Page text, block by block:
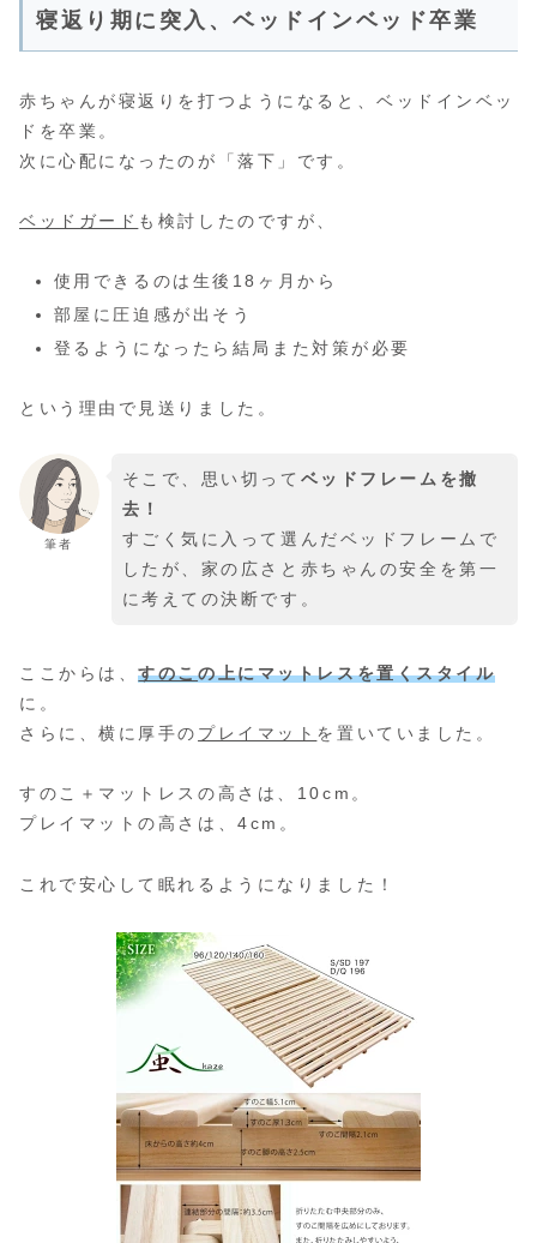
寝返り期に突入、ベッドインベッド卒業
赤ちゃんが寝返りを打つようになると、ベッドインベッ
ドを卒業。
次に心配になったのが「落下」です。
ベッドガード も検討したのですが、
使用できるのは生後18ヶ月から
部屋に圧迫感が出そう
登るようになったら結局また対策が必要
という理由で見送りました。
筆者
そこで、思い切って ベッドフレームを撤
去！
すごく気に入って選んだベッドフレームで
したが、家の広さと赤ちゃんの安全を第一
に考えての決断です。
ここからは、すのこの上にマットレスを置くスタイル
に。
さらに、横に厚手の プレイマット を置いていました。
すのこ＋マットレスの高さは、10cm。
プレイマットの高さは、4cm。
これで安心して眠れるようになりました！